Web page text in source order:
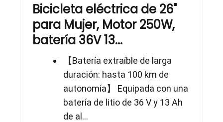
Bicicleta eléctrica de 26"
para Mujer, Motor 250W,
batería 36V 13...
【Batería extraíble de larga
duración: hasta 100 km de
autonomía】 Equipada con una
batería de litio de 36 V y 13 Ah
de al...